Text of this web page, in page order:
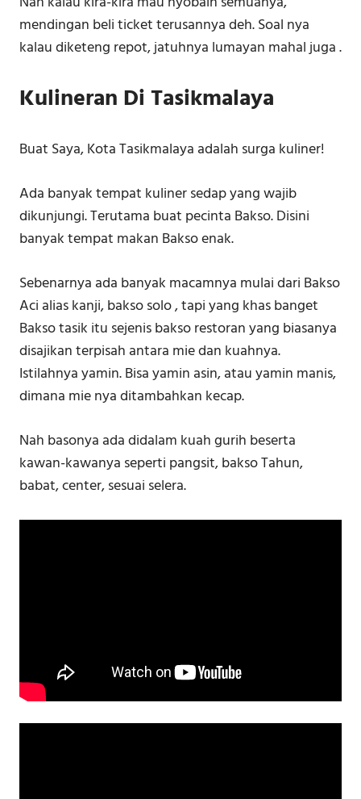
mendingan beli ticket terusannya deh. Soal nya
kalau diketeng repot, jatuhnya lumayan mahal juga .
Kulineran Di Tasikmalaya
Buat Saya, Kota Tasikmalaya adalah surga kuliner!
Ada banyak tempat kuliner sedap yang wajib
dikunjungi. Terutama buat pecinta Bakso. Disini
banyak tempat makan Bakso enak.
Sebenarnya ada banyak macamnya mulai dari Bakso
Aci alias kanji, bakso solo , tapi yang khas banget
Bakso tasik itu sejenis bakso restoran yang biasanya
disajikan terpisah antara mie dan kuahnya.
Istilahnya yamin. Bisa yamin asin, atau yamin manis,
dimana mie nya ditambahkan kecap.
Nah basonya ada didalam kuah gurih beserta
kawan-kawanya seperti pangsit, bakso Tahun,
babat, center, sesuai selera.